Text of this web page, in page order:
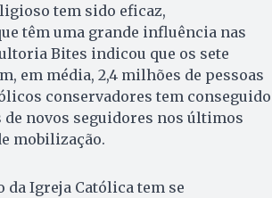
tem sido eficaz,
têm uma grande influência nas
Bites indicou que os sete
em média, 2,4 milhões de pessoas
conservadores tem conseguido
novos seguidores nos últimos
mobilização.
Igreja Católica tem se